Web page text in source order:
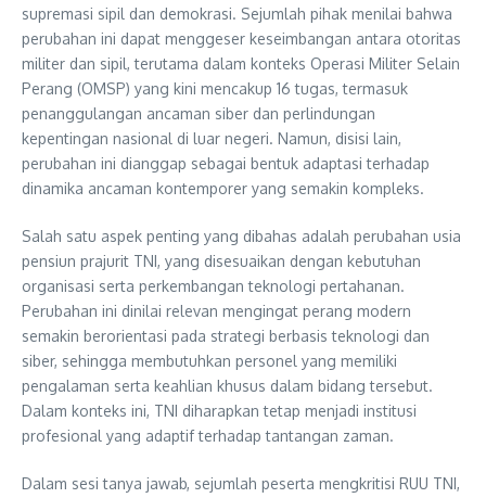
supremasi sipil dan demokrasi. Sejumlah pihak menilai bahwa
perubahan ini dapat menggeser keseimbangan antara otoritas
militer dan sipil, terutama dalam konteks Operasi Militer Selain
Perang (OMSP) yang kini mencakup 16 tugas, termasuk
penanggulangan ancaman siber dan perlindungan
kepentingan nasional di luar negeri. Namun, disisi lain,
perubahan ini dianggap sebagai bentuk adaptasi terhadap
dinamika ancaman kontemporer yang semakin kompleks.
Salah satu aspek penting yang dibahas adalah perubahan usia
pensiun prajurit TNI, yang disesuaikan dengan kebutuhan
organisasi serta perkembangan teknologi pertahanan.
Perubahan ini dinilai relevan mengingat perang modern
semakin berorientasi pada strategi berbasis teknologi dan
siber, sehingga membutuhkan personel yang memiliki
pengalaman serta keahlian khusus dalam bidang tersebut.
Dalam konteks ini, TNI diharapkan tetap menjadi institusi
profesional yang adaptif terhadap tantangan zaman.
Dalam sesi tanya jawab, sejumlah peserta mengkritisi RUU TNI,